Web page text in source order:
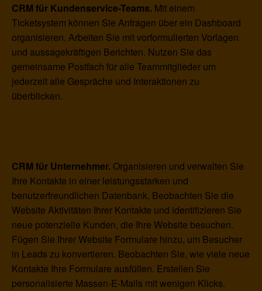
CRM für Kundenservice-Teams. Mit einem
Ticketsystem können Sie Anfragen über ein Dashboard
organisieren. Arbeiten Sie mit vorformulierten Vorlagen
und aussagekräftigen Berichten. Nutzen Sie das
gemeinsame Postfach für alle Teammitglieder um
jederzeit alle Gespräche und Interaktionen zu
überblicken.
CRM für Unternehmer. Organisieren und verwalten Sie
Ihre Kontakte in einer leistungsstarken und
benutzerfreundlichen Datenbank. Beobachten Sie die
Website Aktivitäten Ihrer Kontakte und identifizieren Sie
neue potenzielle Kunden, die Ihre Website besuchen.
Fügen Sie Ihrer Website Formulare hinzu, um Besucher
in Leads zu konvertieren. Beobachten Sie, wie viele neue
Kontakte Ihre Formulare ausfüllen. Erstellen Sie
personalisierte Massen-E-Mails mit wenigen Klicks.